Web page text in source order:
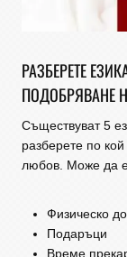
РАЗБЕРЕТЕ
ПОДОБРЯВАНЕ
Съществуват 5
разберете по
любов. Може да
Физическо
Подаръци
Време